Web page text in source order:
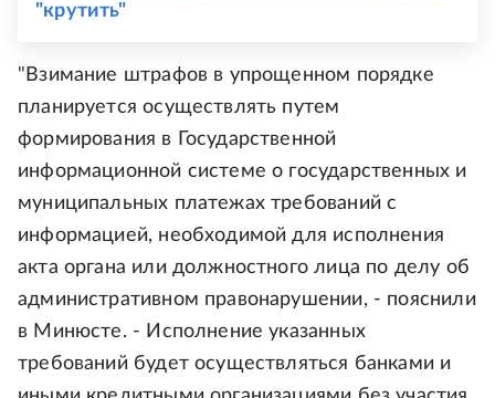
"крутить"
"Взимание штрафов в упрощенном порядке
планируется осуществлять путем
формирования в Государственной
информационной системе о государственных и
муниципальных платежах требований с
информацией, необходимой для исполнения
акта органа или должностного лица по делу об
административном правонарушении, - пояснили
в Минюсте. - Исполнение указанных
требований будет осуществляться банками и